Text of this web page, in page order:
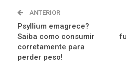
ANTERIOR
Psyllium emagrece?
Saiba como consumir
corretamente para
perder peso!